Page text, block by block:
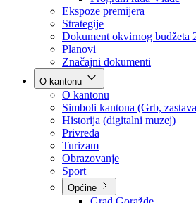
Vlada
Poslovnik
Program rada Vlade
Ekspoze premijera
Strategije
Dokument okvirnog budžeta
Planovi
Značajni dokumenti
O kantonu
O kantonu
Simboli kantona (Grb, zastava)
Historija (digitalni muzej)
Privreda
Turizam
Obrazovanje